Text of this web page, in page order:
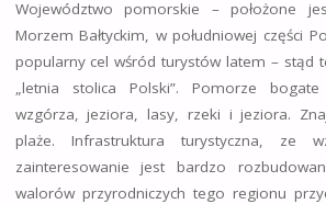
Województwo pomorskie – położone
Morzem Bałtyckim, w południowej części
popularny cel wśród turystów latem – stąd
„letnia stolica Polski”. Pomorze
wzgórza, jeziora, lasy, rzeki i jeziora.
plaże. Infrastruktura turystyczna, ze
zainteresowanie jest bardzo
walorów przyrodniczych tego regionu